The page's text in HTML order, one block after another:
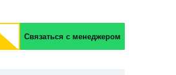
Связаться с менеджером